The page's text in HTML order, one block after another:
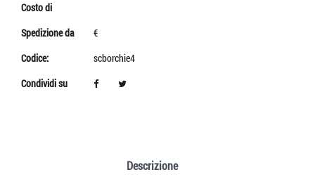
Costo di
Spedizione da
€
Codice:
scborchie4
Condividi su
Descrizione